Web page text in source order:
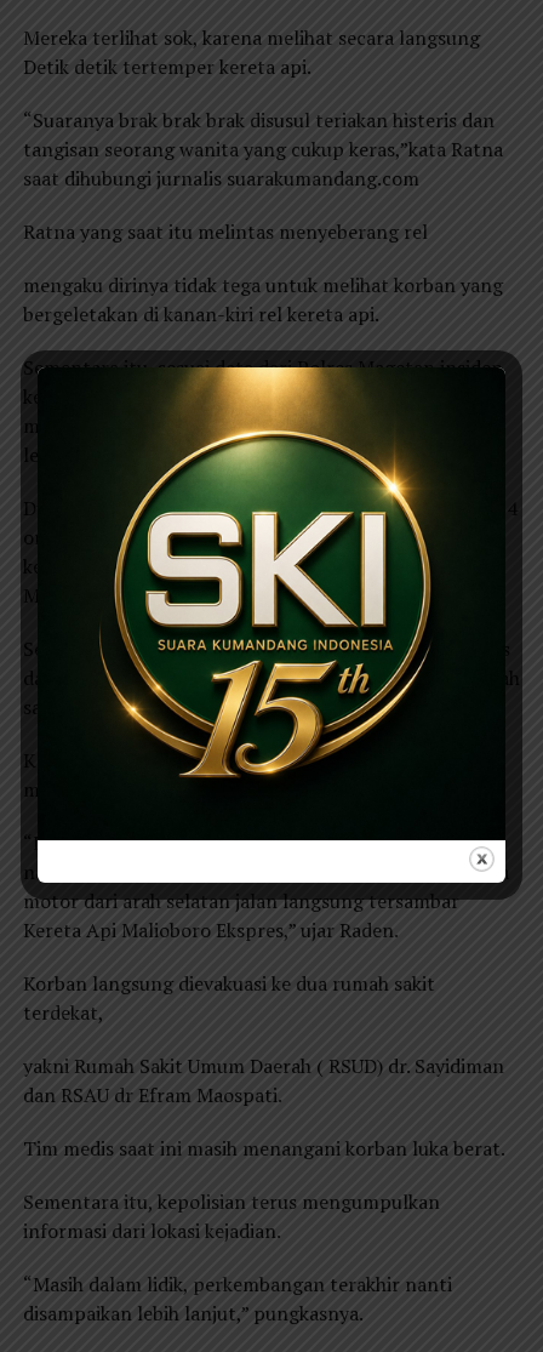
Mereka terlihat sok, karena melihat secara langsung
Detik detik tertemper kereta api.
“Suaranya brak brak brak disusul teriakan histeris dan
tangisan seorang wanita yang cukup keras,”kata Ratna
saat dihubungi jurnalis suarakumandang.com
Ratna yang saat itu melintas menyeberang rel
mengaku dirinya tidak tega untuk melihat korban yang
bergeletakan di kanan-kiri rel kereta api.
Sementara itu, sesuai data dari Polres Magetan insiden
kecelakaan kereta api tertemper 7 sepeda motor dan
menewaskan 4 orang kini masih dilakukan penyelidikan
lebih lanjut.
Dugaan sementara akibat kecelakan yang menewaskan 4
orang salah satunya Aparatur Sipil Ngera (ASN) akibat
kelalaian penjaga palang pintu kereta api di stasiun
Magetan.
Sejauh ini, belum diketahui data data, baik korban tewas
dan luka. Untuk korban luka langsung dilarikan ke rumah
sakit TNI AU Lanud Iswahjudi.
Kapolres Magetan, AKBP Raden Erik Bangun Prakasa
mengatakan palang pintu keburu dibuka.
“Dalam olah TKP ada dua kereta api yang melintas,
namun palang pintu keburu dibuka. Akhirnya, beberapa
motor dari arah selatan jalan langsung tersambar
Kereta Api Malioboro Ekspres,” ujar Raden.
Korban langsung dievakuasi ke dua rumah sakit
terdekat,
yakni Rumah Sakit Umum Daerah ( RSUD) dr. Sayidiman
dan RSAU dr Efram Maospati.
Tim medis saat ini masih menangani korban luka berat.
Sementara itu, kepolisian terus mengumpulkan
informasi dari lokasi kejadian.
“Masih dalam lidik, perkembangan terakhir nanti
disampaikan lebih lanjut,” pungkasnya.